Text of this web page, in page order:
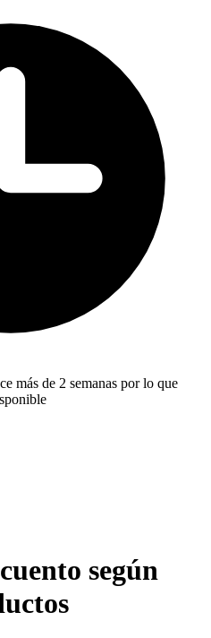
más de 2 semanas por lo que
según